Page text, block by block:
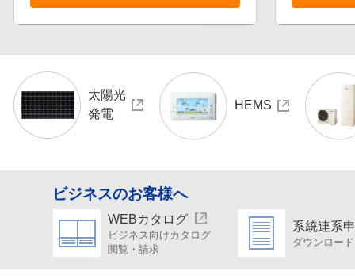
太陽光
発電
HEMS
ビジネスのお客様へ
WEBカタログ
ビジネス向けカタログ
閲覧・請求
系統連系
ダウンロード